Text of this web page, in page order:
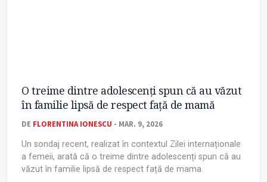
O treime dintre adolescenți spun că au văzut
în familie lipsă de respect față de mamă
DE FLORENTINA IONESCU - MAR. 9, 2026
Un sondaj recent, realizat în contextul Zilei internaționale
a femeii, arată că o treime dintre adolescenți spun că au
văzut în familie lipsă de respect față de mama.